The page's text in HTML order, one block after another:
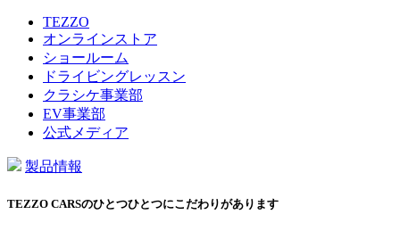
TEZZO
オンラインストア
ショールーム
ドライビングレッスン
クラシケ事業部
EV事業部
公式メディア
製品情報
TEZZO CARSのひとつひとつにこだわりがあります